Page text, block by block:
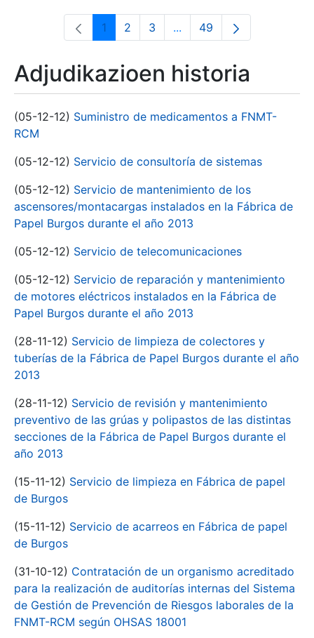
Orrialdea
1 Orrialdea
2 Orrialdea
3 ...Intermediate Pages Use
Orrialdea
49
Adjudikazioen historia
(05-12-12) Suministro de medicamentos a FNMT-
RCM
(05-12-12) Servicio de consultoría de sistemas
(05-12-12) Servicio de mantenimiento de los
ascensores/montacargas instalados en la Fábrica de
Papel Burgos durante el año 2013
(05-12-12) Servicio de telecomunicaciones
(05-12-12) Servicio de reparación y mantenimiento
de motores eléctricos instalados en la Fábrica de
Papel Burgos durante el año 2013
(28-11-12) Servicio de limpieza de colectores y
tuberías de la Fábrica de Papel Burgos durante el año
2013
(28-11-12) Servicio de revisión y mantenimiento
preventivo de las grúas y polipastos de las distintas
secciones de la Fábrica de Papel Burgos durante el
año 2013
(15-11-12) Servicio de limpieza en Fábrica de papel
de Burgos
(15-11-12) Servicio de acarreos en Fábrica de papel
de Burgos
(31-10-12) Contratación de un organismo acreditado
para la realización de auditorías internas del Sistema
de Gestión de Prevención de Riesgos laborales de la
FNMT-RCM según OHSAS 18001